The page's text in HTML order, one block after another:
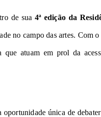
de sua 4ª edição da
no campo das artes. Com
que atuam em prol da
oportunidade única de